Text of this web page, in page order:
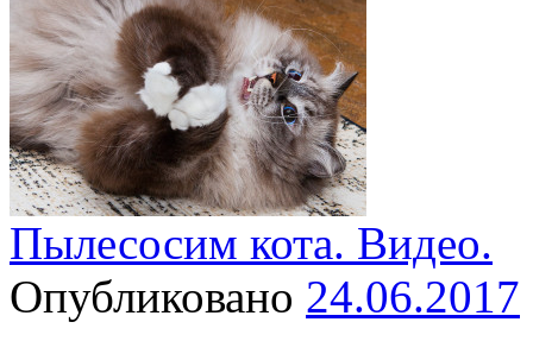
Пылесосим кота. Видео.
Опубликовано 24.06.2017